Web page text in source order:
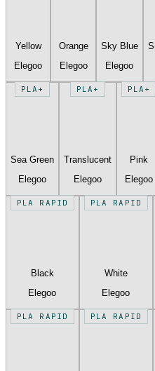
Yellow
Elegoo
Orange
Elegoo
Sky Blue
Elegoo
PLA+
Sea Green
Elegoo
PLA+
Translucent
Elegoo
PLA+
Pink
Elegoo
PLA RAPID
Black
Elegoo
PLA RAPID
White
Elegoo
PLA RAPID PLA RAPID